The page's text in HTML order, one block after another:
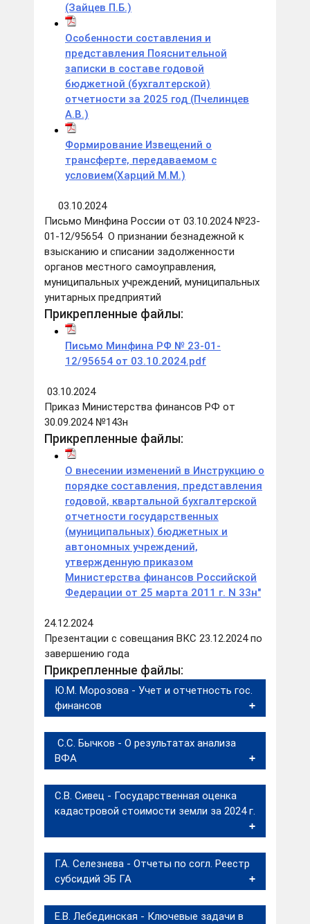
(Зайцев П.Б.)
Особенности составления и
представления Пояснительной
записки в составе годовой
бюджетной (бухгалтерской)
отчетности за 2025 год (Пчелинцев
А.В.)
Формирование Извещений о
трансферте, передаваемом с
условием(Харций М.М.)
03.10.2024
Письмо Минфина России от 03.10.2024 №23-
01-12/95654 О признании безнадежной к
взысканию и списании задолженности
органов местного самоуправления,
муниципальных учреждений, муниципальных
унитарных предприятий
Прикрепленные файлы:
Письмо Минфина РФ № 23-01-
12/95654 от 03.10.2024.pdf
03.10.2024
Приказ Министерства финансов РФ от
30.09.2024 №143н
Прикрепленные файлы:
О внесении изменений в Инструкцию о
порядке составления, представления
годовой, квартальной бухгалтерской
отчетности государственных
(муниципальных) бюджетных и
автономных учреждений,
утвержденную приказом
Министерства финансов Российской
Федерации от 25 марта 2011 г. N 33н"
24.12.2024
Презентации с совещания ВКС 23.12.2024 по
завершению года
Прикрепленные файлы:
Ю.М. Морозова - Учет и отчетность гос.
финансов
С.С. Бычков - О результатах анализа
ВФА
С.В. Сивец - Государственная оценка
кадастровой стоимости земли за 2024 г.
Г.А. Селезнева - Отчеты по согл. Реестр
субсидий ЭБ ГА
Е.В. Лебединская - Ключевые задачи в